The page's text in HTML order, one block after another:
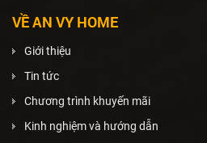
VỀ AN VY HOME
Giới thiệu
Tin tức
Chương trình khuyến mãi
Kinh nghiệm và hướng dẫn